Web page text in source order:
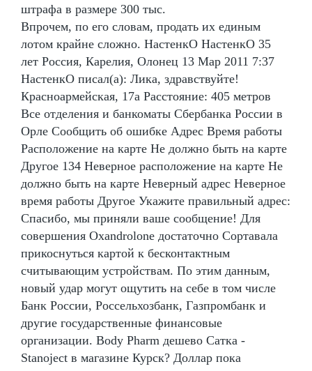
штрафа в размере 300 тыс.
Впрочем, по его словам, продать их единым
лотом крайне сложно. НастенкО НастенкО 35
лет Россия, Карелия, Олонец 13 Мар 2011 7:37
НастенкО писал(а): Лика, здравствуйте!
Красноармейская, 17а Расстояние: 405 метров
Все отделения и банкоматы Сбербанка России в
Орле Сообщить об ошибке Адрес Время работы
Расположение на карте Не должно быть на карте
Другое 134 Неверное расположение на карте Не
должно быть на карте Неверный адрес Неверное
время работы Другое Укажите правильный адрес:
Спасибо, мы приняли ваше сообщение! Для
совершения Oxandrolone достаточно Сортавала
прикоснуться картой к бесконтактным
считывающим устройствам. По этим данным,
новый удар могут ощутить на себе в том числе
Банк России, Россельхозбанк, Газпромбанк и
другие государственные финансовые
организации. Body Pharm дешево Сатка -
Stanoject в магазине Курск? Доллар пока